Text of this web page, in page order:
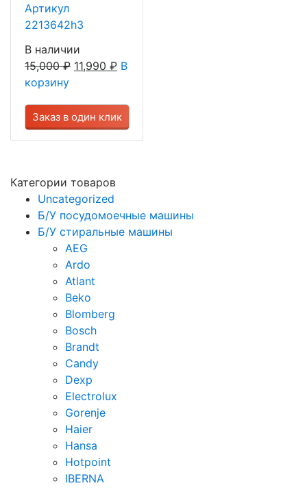
Артикул
2213642h3
В наличии
15,000₽ 11,990 ₽ В
корзину
Заказ в один клик
Категории товаров
Uncategorized
Б/У посудомоечные машины
Б/У стиральные машины
AEG
Ardo
Atlant
Beko
Blomberg
Bosch
Brandt
Candy
Dexp
Electrolux
Gorenje
Haier
Hansa
Hotpoint
IBERNA